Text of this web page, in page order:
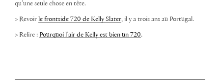
qu’une seule chose en tête.
> Revoir le frontside 720 de Kelly Slater, il y a trois ans au Portugal.
> Relire : Pourquoi l’air de Kelly est bien un 720.